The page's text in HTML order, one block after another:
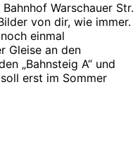
Warschauer Str.
von dir, wie immer.
einmal
Gleise an den
„Bahnsteig A“ und
erst im Sommer